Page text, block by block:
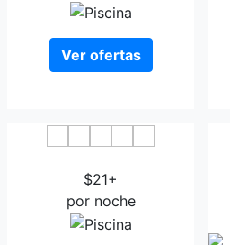
Ver ofertas
$21+
por noche